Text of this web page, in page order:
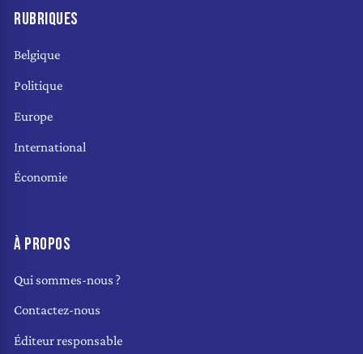
RUBRIQUES
Belgique
Politique
Europe
International
Économie
À PROPOS
Qui sommes-nous ?
Contactez-nous
Éditeur responsable